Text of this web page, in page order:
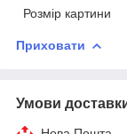
Розмір картини
Приховати
Умови